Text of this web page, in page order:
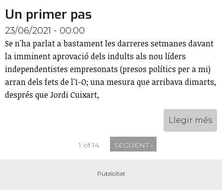
Un primer pas
23/06/2021 - 00:00
Se n'ha parlat a bastament les darreres setmanes davant
la imminent aprovació dels indults als nou líders
independentistes empresonats (presos polítics per a mi)
arran dels fets de l'1-O; una mesura que arribava dimarts,
després que Jordi Cuixart,
Llegir més
1 of 14 SEGÜENT ›